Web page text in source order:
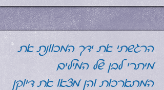
הרגשתי את ידך המכוונת את
מיתרי לבן של המילים
המתארכות והן מצאו את דיוקן